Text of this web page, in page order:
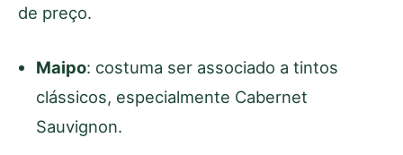
de preço.
Maipo: costuma ser associado a tintos
clássicos, especialmente Cabernet
Sauvignon.